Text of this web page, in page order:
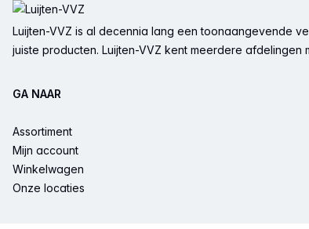
Luijten-VVZ is al decennia lang een toonaangevende
juiste producten. Luijten-VVZ kent meerdere
GA NAAR
Assortiment
Mijn account
Winkelwagen
Onze locaties